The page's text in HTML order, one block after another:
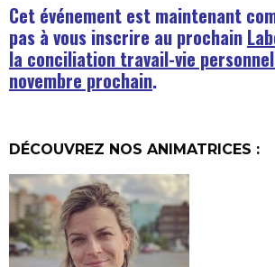
Cet événement est maintenant
pas à vous inscrire au prochain
la conciliation travail-vie
novembre prochain.
DÉCOUVREZ NOS ANIMATRICES :